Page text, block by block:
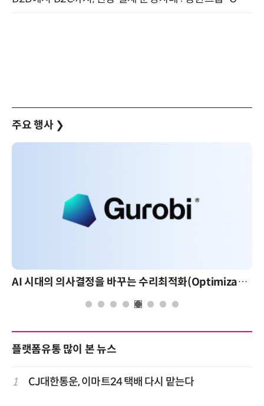
주요 행사 ❯
AI 시대의 의사결정을 바꾸는 수리최적화(Optimization): 실제 산업 적용 사례와 활용 전략
플랫폼유통 많이 본 뉴스
1 CJ대한통운, 이마트24 택배 다시 맡는다